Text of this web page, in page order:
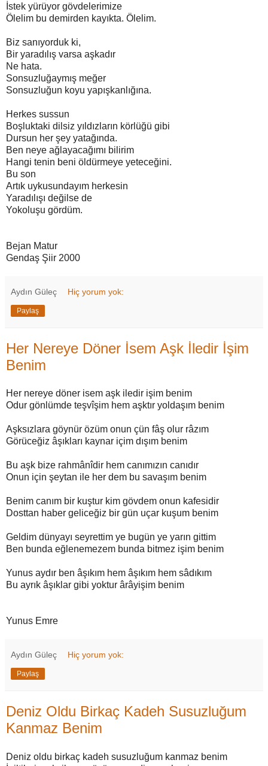
İstek yürüyor gövdelerimize
Ölelim bu demirden kayıkta. Ölelim.
Biz sanıyorduk ki,
Bir yaradılış varsa aşkadır
Ne hata.
Sonsuzluğaymış meğer
Sonsuzluğun koyu yapışkanlığına.
Herkes sussun
Boşluktaki dilsiz yıldızların körlüğü gibi
Dursun her şey yatağında.
Ben neye ağlayacağımı bilirim
Hangi tenin beni öldürmeye yeteceğini.
Bu son
Artık uykusundayım herkesin
Yaradılışı değilse de
Yokoluşu gördüm.
Bejan Matur
Gendaş Şiir 2000
Aydın Güleç Hiç yorum yok:
Paylaş
Her Nereye Döner İsem Aşk İledir İşim
Benim
Her nereye döner isem aşk iledir işim benim
Odur gönlümde teşvîşim hem aşktır yoldaşım benim
Aşksızlara göynür özüm onun çün fâş olur râzım
Görüceğiz âşıkları kaynar içim dışım benim
Bu aşk bize rahmânîdir hem canımızın canıdır
Onun için şeytan ile her dem bu savaşım benim
Benim canım bir kuştur kim gövdem onun kafesidir
Dosttan haber geliceğiz bir gün uçar kuşum benim
Geldim dünyayı seyrettim ye bugün ye yarın gittim
Ben bunda eğlenemezem bunda bitmez işim benim
Yunus aydır ben âşıkım hem âşıkım hem sâdıkım
Bu ayrık âşıklar gibi yoktur ârâyişim benim
Yunus Emre
Aydın Güleç Hiç yorum yok:
Paylaş
Deniz Oldu Birkaç Kadeh Susuzluğum
Kanmaz Benim
Deniz oldu birkaç kadeh susuzluğum kanmaz benim